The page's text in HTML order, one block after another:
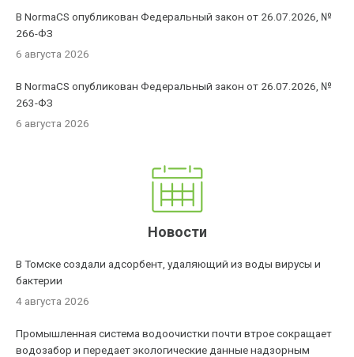
В NormaCS опубликован Федеральный закон от 26.07.2026, №
266-ФЗ
6 августа 2026
В NormaCS опубликован Федеральный закон от 26.07.2026, №
263-ФЗ
6 августа 2026
Новости
В Томске создали адсорбент, удаляющий из воды вирусы и
бактерии
4 августа 2026
Промышленная система водоочистки почти втрое сокращает
водозабор и передает экологические данные надзорным